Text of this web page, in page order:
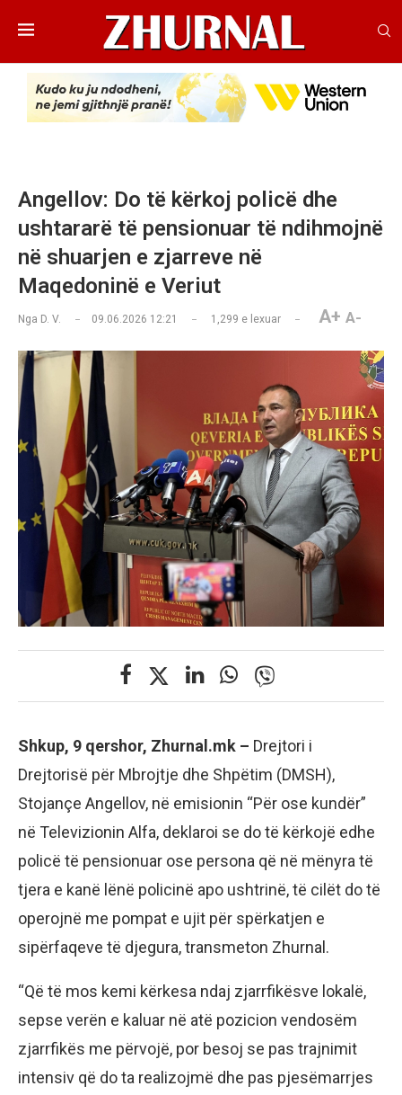
Angellov: Do të kërkoj policë dhe
ushtararë të pensionuar të ndihmojnë
në shuarjen e zjarreve në
Maqedoninë e Veriut
Nga D. V. 09.06.2026 12:21 1,299 e lexuar A+ A-
Shkup, 9 qershor, Zhurnal.mk – Drejtori i
Drejtorisë për Mbrojtje dhe Shpëtim (DMSH),
Stojançe Angellov, në emisionin “Për ose kundër”
në Televizionin Alfa, deklaroi se do të kërkojë edhe
policë të pensionuar ose persona që në mënyra të
tjera e kanë lënë policinë apo ushtrinë, të cilët do të
operojnë me pompat e ujit për spërkatjen e
sipërfaqeve të djegura, transmeton Zhurnal.
“Që të mos kemi kërkesa ndaj zjarrfikësve lokalë,
sepse verën e kaluar në atë pozicion vendosëm
zjarrfikës me përvojë, por besoj se pas trajnimit
intensiv që do ta realizojmë dhe pas pjesëmarrjes